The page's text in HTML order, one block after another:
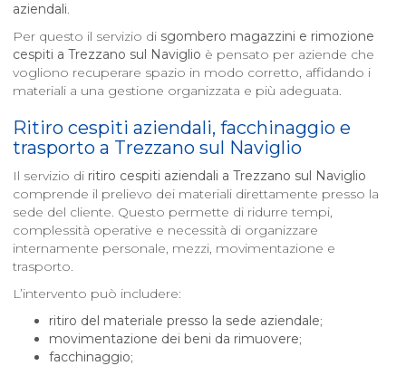
aziendali.
Per questo il servizio di sgombero magazzini e rimozione
cespiti a Trezzano sul Naviglio è pensato per aziende che
vogliono recuperare spazio in modo corretto, affidando i
materiali a una gestione organizzata e più adeguata.
Ritiro cespiti aziendali, facchinaggio e
trasporto a Trezzano sul Naviglio
Il servizio di ritiro cespiti aziendali a Trezzano sul Naviglio
comprende il prelievo dei materiali direttamente presso la
sede del cliente. Questo permette di ridurre tempi,
complessità operative e necessità di organizzare
internamente personale, mezzi, movimentazione e
trasporto.
L’intervento può includere:
ritiro del materiale presso la sede aziendale;
movimentazione dei beni da rimuovere;
facchinaggio;